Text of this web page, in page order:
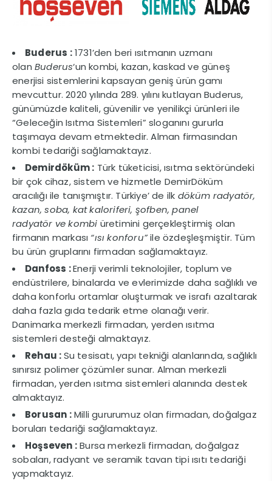
Buderus :1731’den beri ısıtmanın uzmanı
olan Buderus‘un kombi, kazan, kaskad ve güneş
enerjisi sistemlerini kapsayan geniş ürün gamı
mevcuttur. 2020 yılında 289. yılını kutlayan Buderus,
günümüzde kaliteli, güvenilir ve yenilikçi ürünleri ile
“Geleceğin Isıtma Sistemleri” sloganını gururla
taşımaya devam etmektedir. Alman firmasından
kombi tedariği sağlamaktayız.
Demirdöküm : Türk tüketicisi, ısıtma sektöründeki
bir çok cihaz, sistem ve hizmetle DemirDöküm
aracılığı ile tanışmıştır. Türkiye’ de ilk döküm radyatör,
kazan, soba, kat kaloriferi, şofben, panel
radyatör ve kombi üretimini gerçekleştirmiş olan
firmanın markası “ısı konforu”ile özdeşleşmiştir. Tüm
bu ürün gruplarını firmadan sağlamaktayız.
Danfoss :Enerji verimli teknolojiler, toplum ve
endüstrilere, binalarda ve evlerimizde daha sağlıklı ve
daha konforlu ortamlar oluşturmak ve israfı azaltarak
daha fazla gıda tedarik etme olanağı verir.
Danimarka merkezli firmadan, yerden ısıtma
sistemleri desteği almaktayız.
Rehau :Su tesisatı, yapı tekniği alanlarında, sağlıklı
sınırsız polimer çözümler sunar. Alman merkezli
firmadan, yerden ısıtma sistemleri alanında destek
almaktayız.
Borusan :Milli gururumuz olan firmadan, doğalgaz
boruları tedariği sağlamaktayız.
Hoşseven :Bursa merkezli firmadan, doğalgaz
sobaları, radyant ve seramik tavan tipi ısıtı tedariği
yapmaktayız.